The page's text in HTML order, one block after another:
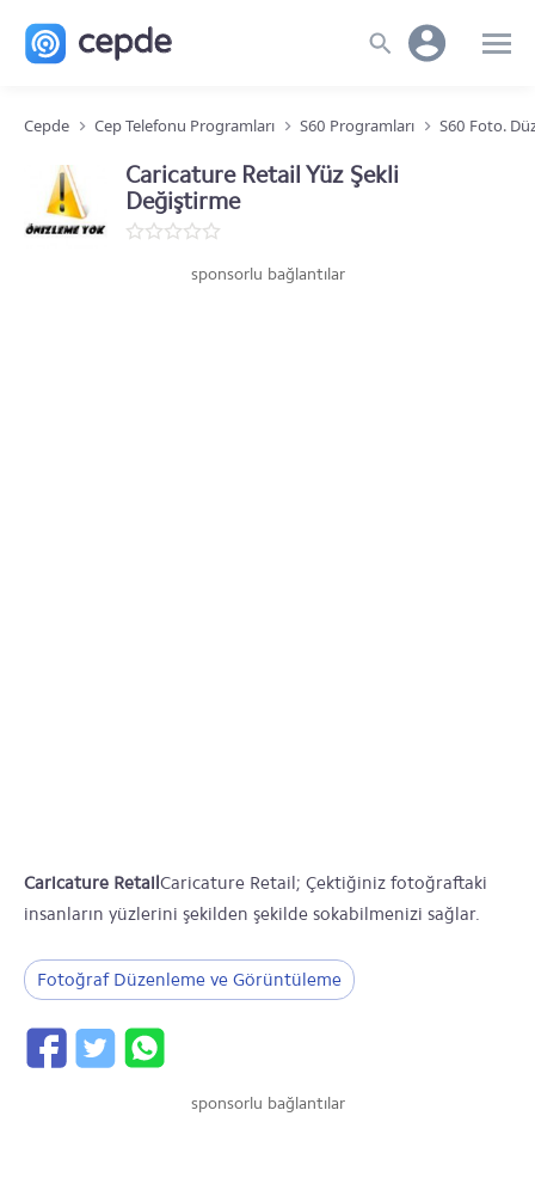
Cepde Cep Telefonu Programları S60 Programları S60 Foto.
Caricature Retail Yüz Şekli
Değiştirme
sponsorlu bağlantılar
Caricature RetailCaricature Retail; Çektiğiniz fotoğraftaki
insanların yüzlerini şekilden şekilde sokabilmenizi sağlar.
Fotoğraf Düzenleme ve Görüntüleme
sponsorlu bağlantılar